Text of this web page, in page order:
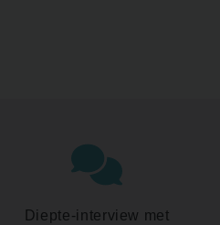
Diepte-interview met